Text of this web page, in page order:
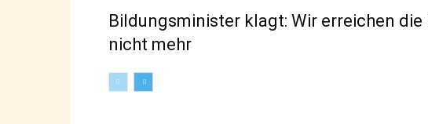
Bildungsminister klagt: Wir erreichen
nicht mehr